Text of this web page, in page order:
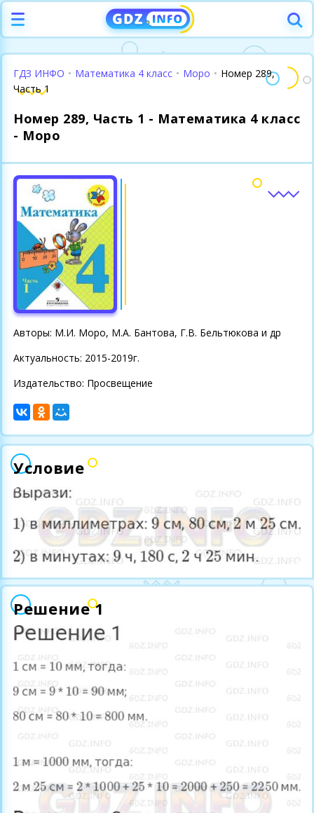
ГДЗ ИНФО • Математика 4 класс • Моро • Номер 289,
Часть 1
Номер 289, Часть 1 - Математика 4 класс
- Моро
Авторы: М.И. Моро, М.А. Бантова, Г.В. Бельтюкова и др
Актуальность: 2015-2019г.
Издательство: Просвещение
Условие
Решение 1